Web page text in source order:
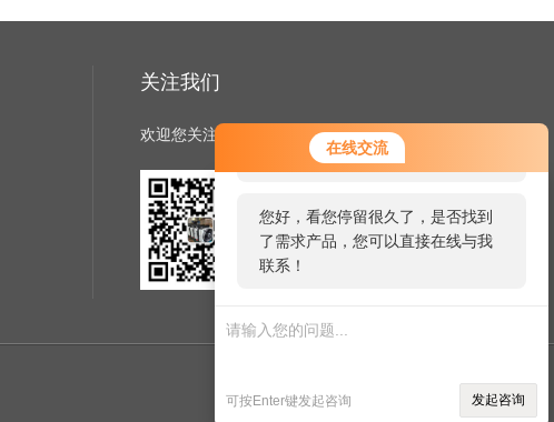
在线交流
您好！欢迎前来咨询，很高兴为您
服务，请问您要咨询什么问题呢？
您好，看您停留很久了，是否找到
了需求产品，您可以直接在线与我
联系！
可按Enter键发起咨询 发起咨询
关注我们
欢迎您关注我们的微信公众号了解更多信息
扫一扫
关注我们